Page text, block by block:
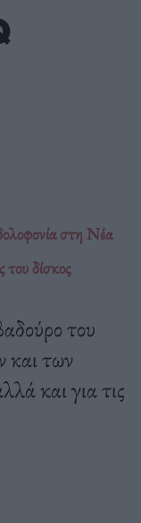
στη Νέα
του δίσκος
του
και των
και για τις